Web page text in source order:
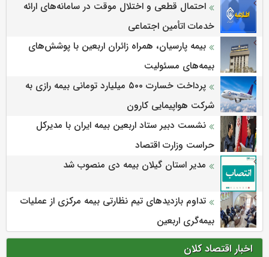
احتمال قطعی و اختلال موقت در سامانه‌های ارائه
خدمات اتأمین اجتماعی
بیمه پارسیان، همراه زائران اربعین با پوشش‌های
بیمه‌های مسئولیت
پرداخت خسارت ۵۰۰ میلیارد تومانی بیمه رازی به
شرکت هواپیمایی کارون
نشست دبیر ستاد اربعین بیمه ایران با مدیرکل
حراست وزارت اقتصاد
مدیر استان گیلان بیمه دی منصوب شد
تداوم بازدیدهای تیم نظارتی بیمه مرکزی از عملیات
بیمه‌گری اربعین
اخبار اقتصاد کلان